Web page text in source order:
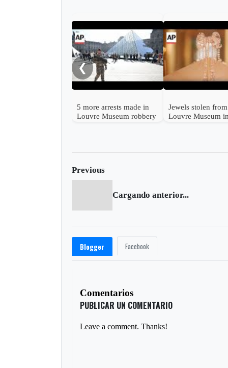
❮
5 more arrests made in
Louvre Museum robbery
Jewels stolen from
Louvre Museum
Previous
Cargando anterior...
Blogger Facebook
Comentarios
PUBLICAR UN COMENTARIO
Leave a comment. Thanks!